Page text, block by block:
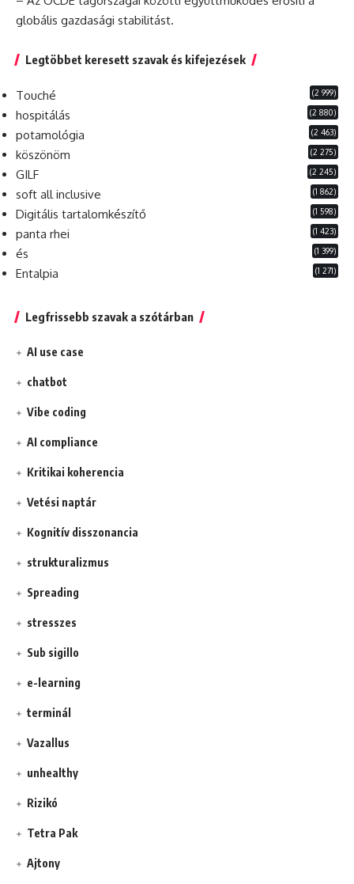
globális gazdasági stabilitást.
Legtöbbet keresett szavak és kifejezések
Touché (2 999)
hospitálás (2 880)
potamológia (2 463)
köszönöm (2 275)
GILF (2 245)
soft all inclusive (1 862)
Digitális tartalomkészítő (1 598)
panta rhei (1 423)
és (1 399)
Entalpia (1 271)
Legfrissebb szavak a szótárban
AI use case
chatbot
Vibe coding
AI compliance
Kritikai koherencia
Vetési naptár
Kognitív disszonancia
strukturalizmus
Spreading
stresszes
Sub sigillo
e-learning
terminál
Vazallus
unhealthy
Rizikó
Tetra Pak
Ajtony